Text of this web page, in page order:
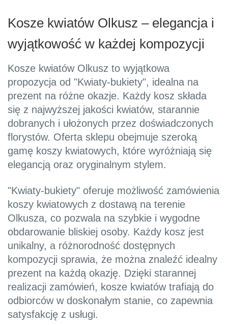
Kosze kwiatów Olkusz – elegancja i
wyjątkowość w każdej kompozycji
Kosze kwiatów Olkusz to wyjątkowa
propozycja od "Kwiaty-bukiety", idealna na
prezent na różne okazje. Każdy kosz składa
się z najwyższej jakości kwiatów, starannie
dobranych i ułożonych przez doświadczonych
florystów. Oferta sklepu obejmuje szeroką
gamę koszy kwiatowych, które wyróżniają się
elegancją oraz oryginalnym stylem.
"Kwiaty-bukiety" oferuje możliwość zamówienia
koszy kwiatowych z dostawą na terenie
Olkusza, co pozwala na szybkie i wygodne
obdarowanie bliskiej osoby. Każdy kosz jest
unikalny, a różnorodność dostępnych
kompozycji sprawia, że można znaleźć idealny
prezent na każdą okazję. Dzięki starannej
realizacji zamówień, kosze kwiatów trafiają do
odbiorców w doskonałym stanie, co zapewnia
satysfakcję z usługi.